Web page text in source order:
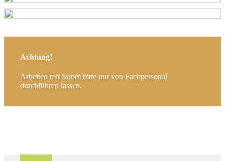
Achtung!
Arbeiten mit Strom bitte nur von Fachpersonal
durchführen lassen.